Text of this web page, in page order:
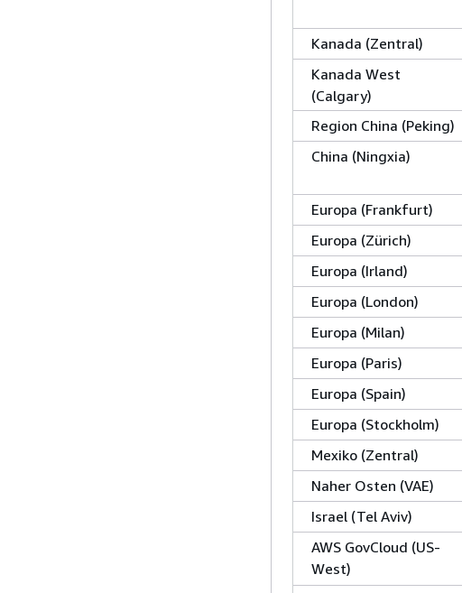
Kanada (Zentral)
Kanada West
(Calgary)
Region China (Peking)
China (Ningxia)
Europa (Frankfurt)
Europa (Zürich)
Europa (Irland)
Europa (London)
Europa (Milan)
Europa (Paris)
Europa (Spain)
Europa (Stockholm)
Mexiko (Zentral)
Naher Osten (VAE)
Israel (Tel Aviv)
AWS GovCloud (US-
West)